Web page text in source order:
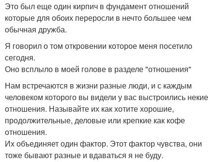
Это был еще один кирпич в фундамент отношений
которые для обоих переросли в нечто большее чем
обычная дружба.
Я говорил о том откровении которое меня посетило
сегодня.
Оно всплыло в моей голове в разделе "отношения"
Нам встречаются в жизни разные люди, и с каждым
человеком которого вы видели у вас выстроились некие
отношения. Называйте их как хотите хорошие,
продолжительные, деловые или крепкие как кофе
отношения.
Их объединяет один фактор. Этот фактор чувства, они
тоже бывают разные и вдаваться я не буду.